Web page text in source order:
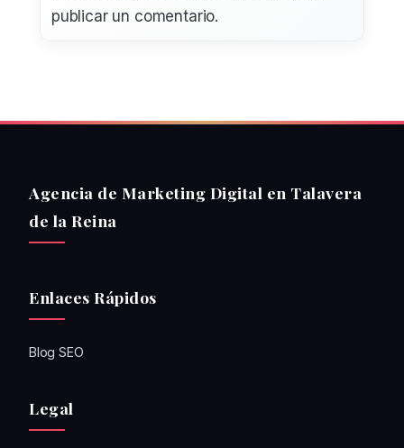
publicar un comentario.
Agencia de Marketing Digital en Talavera
de la Reina
Enlaces Rápidos
Blog SEO
Legal